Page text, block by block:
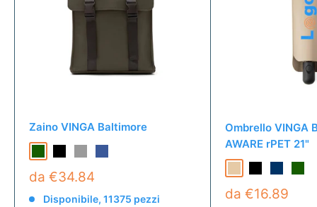
Zaino VINGA Baltimore
da €34.84
Disponibile, 11375 pezzi
Ombrello VINGA
AWARE rPET 21"
da €16.89